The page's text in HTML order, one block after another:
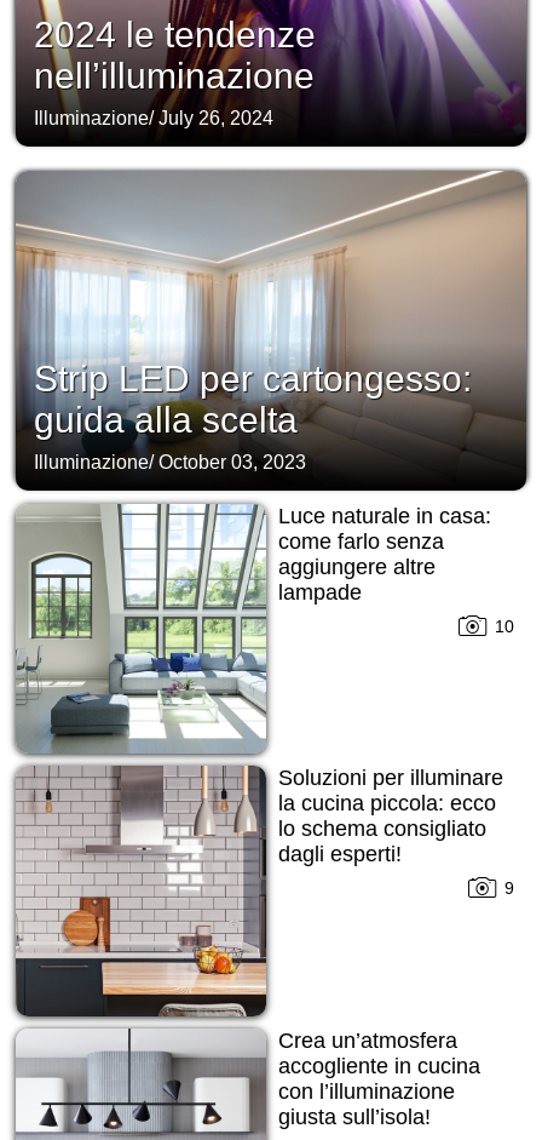
2024 le tendenze
nell’illuminazione
Illuminazione/July 26, 2024
Strip LED per cartongesso:
guida alla scelta
Illuminazione/October 03, 2023
Luce naturale in casa:
come farlo senza
aggiungere altre
lampade
10
Soluzioni per illuminare
la cucina piccola: ecco
lo schema consigliato
dagli esperti!
9
Crea un’atmosfera
accogliente in cucina
con l’illuminazione
giusta sull’isola!